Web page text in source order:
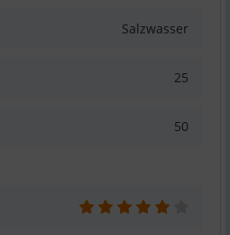
Salzwasser
25
50